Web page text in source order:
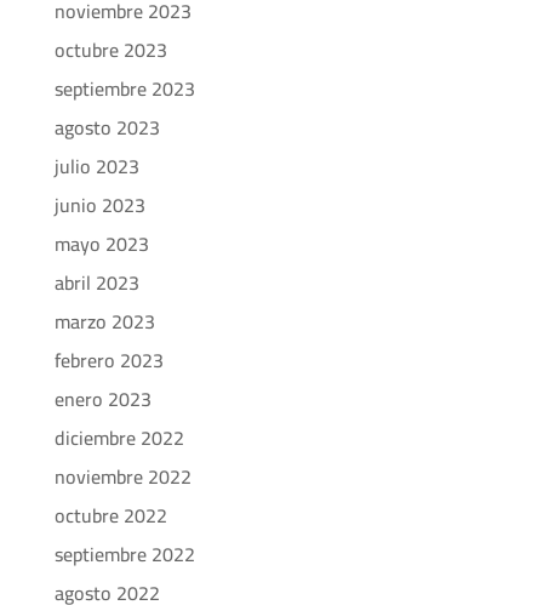
noviembre 2023
octubre 2023
septiembre 2023
agosto 2023
julio 2023
junio 2023
mayo 2023
abril 2023
marzo 2023
febrero 2023
enero 2023
diciembre 2022
noviembre 2022
octubre 2022
septiembre 2022
agosto 2022